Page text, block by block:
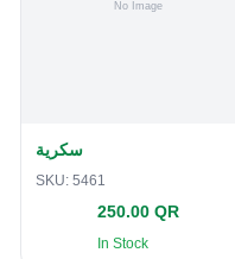
سكرية
SKU: 5461
250.00 QR
In Stock